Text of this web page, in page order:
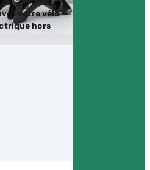
votre vélo
hors